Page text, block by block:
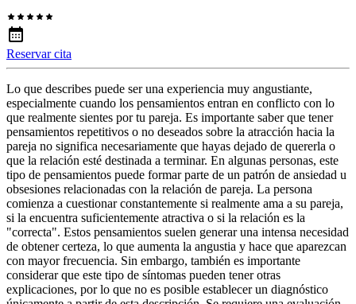
Reservar cita
Lo que describes puede ser una experiencia muy angustiante,
especialmente cuando los pensamientos entran en conflicto con lo
que realmente sientes por tu pareja. Es importante saber que tener
pensamientos repetitivos o no deseados sobre la atracción hacia la
pareja no significa necesariamente que hayas dejado de quererla o
que la relación esté destinada a terminar. En algunas personas, este
tipo de pensamientos puede formar parte de un patrón de ansiedad u
obsesiones relacionadas con la relación de pareja. La persona
comienza a cuestionar constantemente si realmente ama a su pareja,
si la encuentra suficientemente atractiva o si la relación es la
"correcta". Estos pensamientos suelen generar una intensa necesidad
de obtener certeza, lo que aumenta la angustia y hace que aparezcan
con mayor frecuencia. Sin embargo, también es importante
considerar que este tipo de síntomas pueden tener otras
explicaciones, por lo que no es posible establecer un diagnóstico